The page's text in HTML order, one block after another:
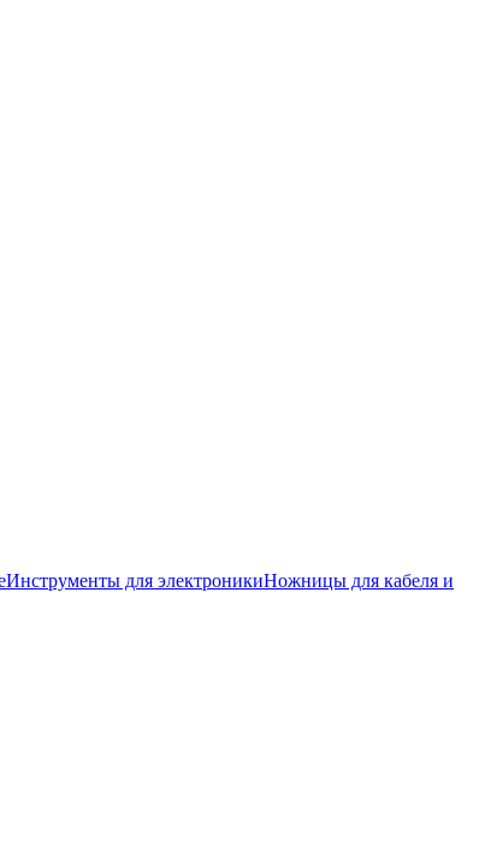
Инструменты для электроникиНожницы для кабеля и